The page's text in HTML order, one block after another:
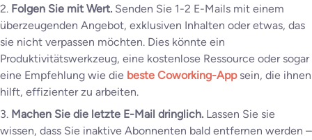
2. Folgen Sie mit Wert. Senden Sie 1-2 E-Mails mit einem
überzeugenden Angebot, exklusiven Inhalten oder etwas, das
sie nicht verpassen möchten. Dies könnte ein
Produktivitätswerkzeug, eine kostenlose Ressource oder sogar
eine Empfehlung wie die beste Coworking-Appsein, die ihnen
hilft, effizienter zu arbeiten.
3. Machen Sie die letzte E-Mail dringlich. Lassen Sie sie
wissen, dass Sie inaktive Abonnenten bald entfernen werden –